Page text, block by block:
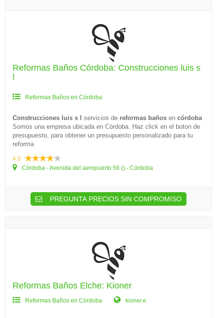
Reformas Baños Córdoba: Construcciones luis s
Reformas Baños en Córdoba
Construcciones luis s l servicios de reformas baños en córdoba
Somos una empresa ubicada en Córdoba. Haz click en el boton de
presupuesto, para obtener un presupuesto personalizado para tu
reforma
4.0
Córdoba - Avenida del aeropuerto 56 () - Córdoba
PREGUNTA PRECIOS SIN COMPROMISO
Reformas Baños Elche: Kioner
Reformas Baños en Córdoba kioner.e